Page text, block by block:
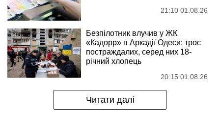
21:10 01.08.26
Безпілотник влучив у ЖК
«Кадорр» в Аркадії Одеси: троє
постраждалих, серед них 18-
річний хлопець
20:15 01.08.26
Читати далі